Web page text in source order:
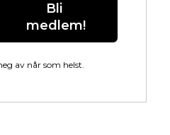
Bli
medlem!
av når som helst.